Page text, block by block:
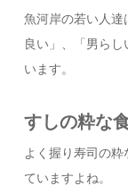
魚河岸の若い人
良い」、「男ら
います。
すしの粋な
よく握り寿司の
ていますよね。